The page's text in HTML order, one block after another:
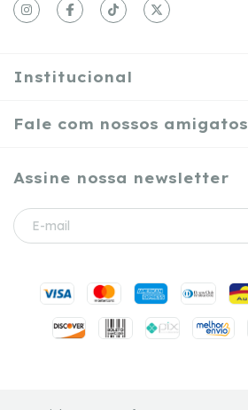
Institucional
Fale com nossos amigatos
Assine nossa newsletter